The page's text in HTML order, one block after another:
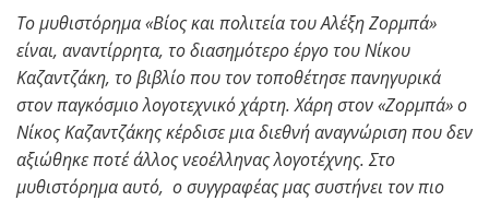
Το μυθιστόρημα «Βίος και πολιτεία του Αλέξη Ζορμπά»
είναι, αναντίρρητα, το διασημότερο έργο του Νίκου
Καζαντζάκη, το βιβλίο που τον τοποθέτησε πανηγυρικά
στον παγκόσμιο λογοτεχνικό χάρτη. Χάρη στον «Ζορμπά» ο
Νίκος Καζαντζάκης κέρδισε μια διεθνή αναγνώριση που δεν
αξιώθηκε ποτέ άλλος νεοέλληνας λογοτέχνης. Στο
μυθιστόρημα αυτό, ο συγγραφέας μας συστήνει τον πιο